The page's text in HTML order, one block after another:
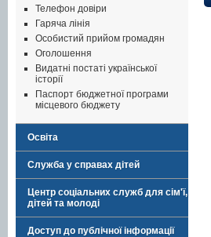
Телефон довіри
Гаряча лінія
Особистий прийом громадян
Оголошення
Видатні постаті української
історії
Паспорт бюджетної програми
місцевого бюджету
Освіта
Служба у справах дітей
Центр соціальних служб для сім'ї,
дітей та молоді
Доступ до публічної інформації